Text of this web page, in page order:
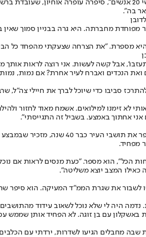
בה".
מפוחדת מחברתה. היא גרה בבניין סמוך
היא מספרת. "את הצרחה שצעקתי מהפחד כל
אבל קשה לעשות. אני רוצה לראות
הנכדים ואברח לעיר אחרת? אם נמות, נמות
לא זימנו למילואים. אשמח מאוד לחזור
אחתוך באמצע. בשביל זה התגייסתי".
מפחיד.
ב־‏24 באוקטובר ונאלצנו לדחות הכל", הוא מספר.
כאילו המצב יוצא משליטה".
את שגרת הממ"ד המעיקה. הוא סיפר
נדמה היה לי שלא נוכל לשאוב עידוד
באשקלון עם בן זוגה. לא הפחיד אותן שממש
מחבלים הגיעו לשדרות, ירדתי עם